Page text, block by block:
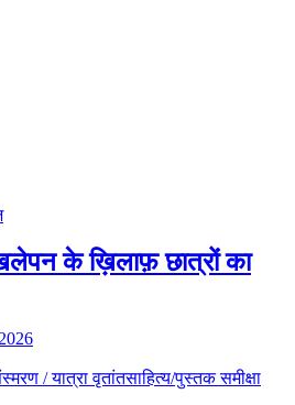
के ख़िलाफ़ छात्रों का
/ यात्रा वृतांतसाहित्य/पुस्तक समीक्षा